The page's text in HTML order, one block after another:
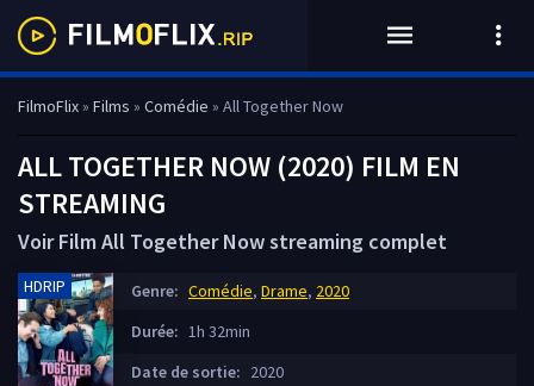
FilmoFlix» Films » Comédie » All Together Now
ALL TOGETHER NOW (2020) FILM EN
STREAMING
Voir Film All Together Now streaming complet
HDRIP Genre: Comédie, Drame, 2020
Durée: 1h 32min
Date de sortie: 2020